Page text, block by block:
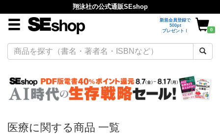
翔泳社の公式通販SEshop
新規会員登録で
500pt
プレゼント！
0
医療に関する商品 一覧